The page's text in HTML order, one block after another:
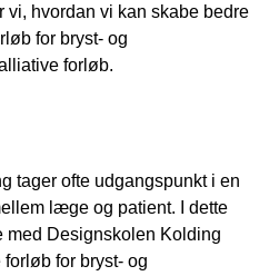
vi, hvordan vi kan skabe bedre
for bryst- og
forløb.
tager ofte udgangspunkt i en
læge og patient. I dette
med Designskolen Kolding
for bryst- og